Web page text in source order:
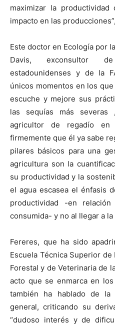
maximizar la
impacto en las
Este doctor en Ecología por
Davis, exconsultor
estadounidenses y de la
únicos momentos en los
escuche y mejore sus
las sequías más
agricultor de regadío
firmemente que él ya sabe
pilares básicos para una
agricultura son la
su productividad y la
el agua escasea el énfasis
productividad -en
consumida- y no al llegar a la
Fereres, que ha sido
Escuela Técnica Superior
Forestal y de Veterinaria de
acto que se enmarca en
también ha hablado de la
general, criticando su
“dudoso interés y de